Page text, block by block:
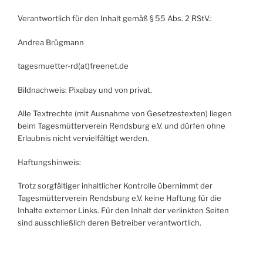
Verantwortlich für den Inhalt gemäß § 55 Abs. 2 RStV.:
Andrea Brügmann
tagesmuetter-rd(at)freenet.de
Bildnachweis: Pixabay und von privat.
Alle Textrechte (mit Ausnahme von Gesetzestexten) liegen
beim Tagesmütterverein Rendsburg e.V. und dürfen ohne
Erlaubnis nicht vervielfältigt werden.
Haftungshinweis:
Trotz sorgfältiger inhaltlicher Kontrolle übernimmt der
Tagesmütterverein Rendsburg e.V. keine Haftung für die
Inhalte externer Links. Für den Inhalt der verlinkten Seiten
sind ausschließlich deren Betreiber verantwortlich.